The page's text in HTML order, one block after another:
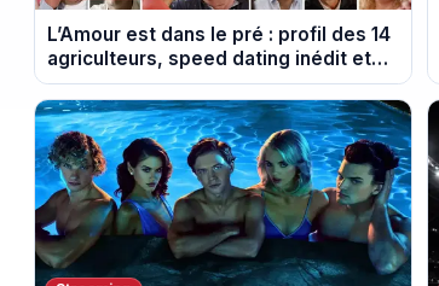
L’Amour est dans le pré : profil des 14
agriculteurs, speed dating inédit et
de nouvelles histoires d’amour